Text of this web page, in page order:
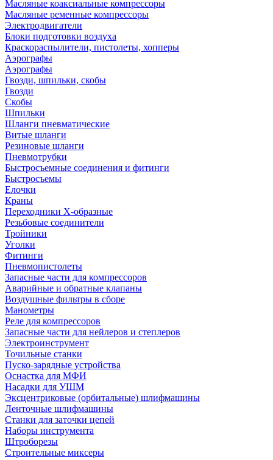
Масляные коаксиальные компрессоры
Масляные ременные компрессоры
Электродвигатели
Блоки подготовки воздуха
Краскораспылители, пистолеты, хопперы
Аэрографы
Аэрографы
Гвозди, шпильки, скобы
Гвозди
Скобы
Шпильки
Шланги пневматические
Витые шланги
Резиновые шланги
Пневмотрубки
Быстросъемные соединения и фитинги
Быстросъемы
Елочки
Краны
Переходники Х-образные
Резьбовые соединители
Тройники
Уголки
Фитинги
Пневмопистолеты
Запасные части для компрессоров
Аварийные и обратные клапаны
Воздушные фильтры в сборе
Манометры
Реле для компрессоров
Запасные части для нейлеров и степлеров
Электроинструмент
Точильные станки
Пуско-зарядные устройства
Оснастка для МФИ
Насадки для УШМ
Эксцентриковые (орбитальные) шлифмашины
Ленточные шлифмашины
Станки для заточки цепей
Наборы инструмента
Штроборезы
Строительные миксеры